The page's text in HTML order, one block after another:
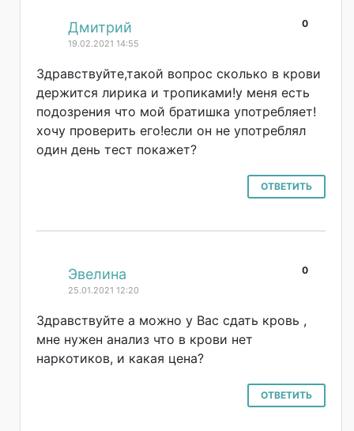
0
Дмитрий
19.02.2021 14:55
Здравствуйте,такой вопрос сколько в крови
держится лирика и тропиками!у меня есть
подозрения что мой братишка употребляет!
хочу проверить его!если он не употреблял
один день тест покажет?
ОТВЕТИТЬ
0
Эвелина
25.01.2021 12:20
Здравствуйте а можно у Вас сдать кровь ,
мне нужен анализ что в крови нет
наркотиков, и какая цена?
ОТВЕТИТЬ